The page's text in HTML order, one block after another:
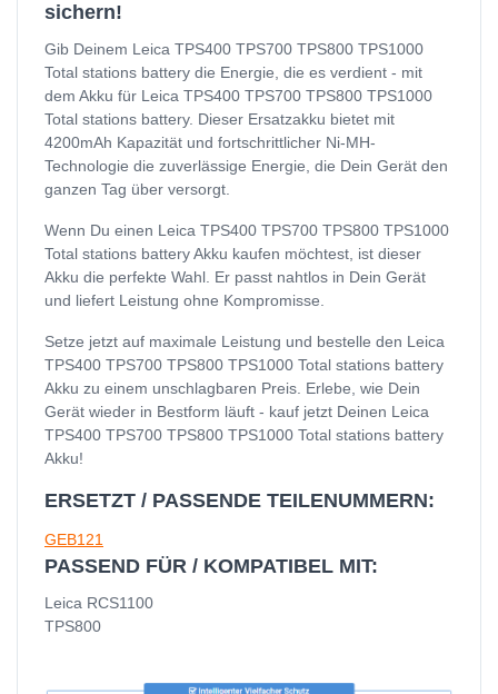
sichern!
Gib Deinem Leica TPS400 TPS700 TPS800 TPS1000
Total stations battery die Energie, die es verdient - mit
dem Akku für Leica TPS400 TPS700 TPS800 TPS1000
Total stations battery. Dieser Ersatzakku bietet mit
4200mAh Kapazität und fortschrittlicher Ni-MH-
Technologie die zuverlässige Energie, die Dein Gerät den
ganzen Tag über versorgt.
Wenn Du einen Leica TPS400 TPS700 TPS800 TPS1000
Total stations battery Akku kaufen möchtest, ist dieser
Akku die perfekte Wahl. Er passt nahtlos in Dein Gerät
und liefert Leistung ohne Kompromisse.
Setze jetzt auf maximale Leistung und bestelle den Leica
TPS400 TPS700 TPS800 TPS1000 Total stations battery
Akku zu einem unschlagbaren Preis. Erlebe, wie Dein
Gerät wieder in Bestform läuft - kauf jetzt Deinen Leica
TPS400 TPS700 TPS800 TPS1000 Total stations battery
Akku!
ERSETZT / PASSENDE TEILENUMMERN:
GEB121
PASSEND FÜR / KOMPATIBEL MIT:
Leica RCS1100
TPS800